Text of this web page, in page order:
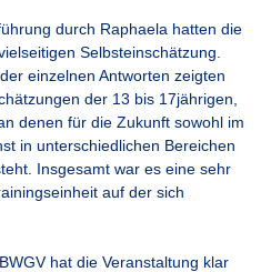
durch Raphaela hatten die
Selbsteinschätzung.
einzelnen Antworten zeigten
der 13 bis 17jährigen,
denen für die Zukunft sowohl im
in unterschiedlichen Bereichen
Insgesamt war es eine sehr
auf der sich
hat die Veranstaltung klar